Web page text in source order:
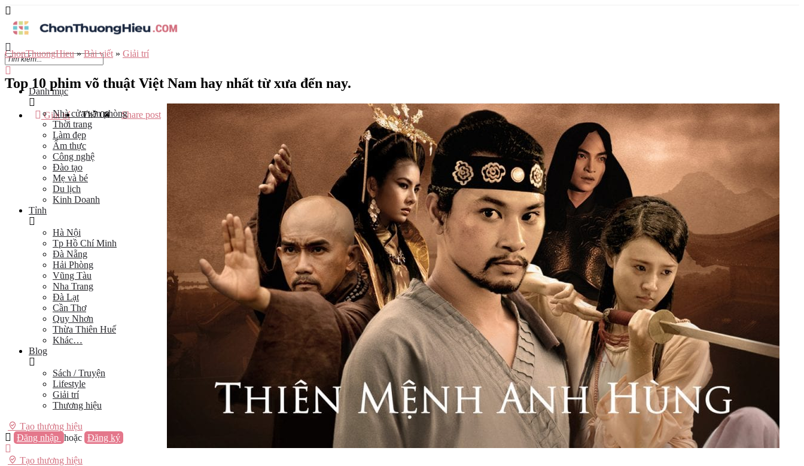
Danh mục
Nhà cửa/văn phòng
Thời trang
Làm đẹp
Ẩm thực
Công nghệ
Đào tạo
Mẹ và bé
Du lịch
Kinh Doanh
Tỉnh
Hà Nội
Tp Hồ Chí Minh
Đà Nẵng
Hải Phòng
Vũng Tàu
Nha Trang
Đà Lạt
Cần Thơ
Quy Nhơn
Thừa Thiên Huế
Khác…
Blog
Sách / Truyện
Lifestyle
Giải trí
Thương hiệu
Tạo thương hiệu
Đăng nhập hoặc Đăng ký
Tạo thương hiệu
ChonThuongHieu»Bài viết » Giải trí
Top 10 phim võ thuật Việt Nam hay nhất từ xưa đến nay.
Giải trí Th7 08 Share post